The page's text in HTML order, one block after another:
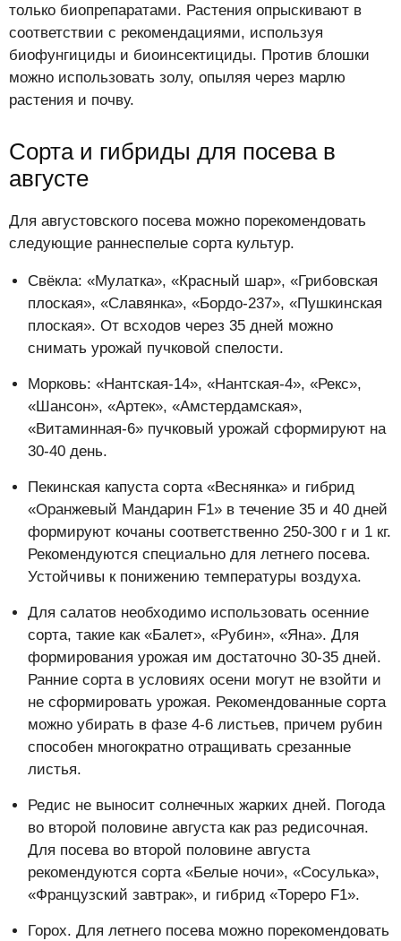
только биопрепаратами. Растения опрыскивают в
соответствии с рекомендациями, используя
биофунгициды и биоинсектициды. Против блошки
можно использовать золу, опыляя через марлю
растения и почву.
Сорта и гибриды для посева в
августе
Для августовского посева можно порекомендовать
следующие раннеспелые сорта культур.
Свёкла: «Мулатка», «Красный шар», «Грибовская
плоская», «Славянка», «Бордо-237», «Пушкинская
плоская». От всходов через 35 дней можно
снимать урожай пучковой спелости.
Морковь: «Нантская-14», «Нантская-4», «Рекс»,
«Шансон», «Артек», «Амстердамская»,
«Витаминная-6» пучковый урожай сформируют на
30-40 день.
Пекинская капуста сорта «Веснянка» и гибрид
«Оранжевый Мандарин F1» в течение 35 и 40 дней
формируют кочаны соответственно 250-300 г и 1 кг.
Рекомендуются специально для летнего посева.
Устойчивы к понижению температуры воздуха.
Для салатов необходимо использовать осенние
сорта, такие как «Балет», «Рубин», «Яна». Для
формирования урожая им достаточно 30-35 дней.
Ранние сорта в условиях осени могут не взойти и
не сформировать урожая. Рекомендованные сорта
можно убирать в фазе 4-6 листьев, причем рубин
способен многократно отращивать срезанные
листья.
Редис не выносит солнечных жарких дней. Погода
во второй половине августа как раз редисочная.
Для посева во второй половине августа
рекомендуются сорта «Белые ночи», «Сосулька»,
«Французский завтрак», и гибрид «Тореро F1».
Горох. Для летнего посева можно порекомендовать